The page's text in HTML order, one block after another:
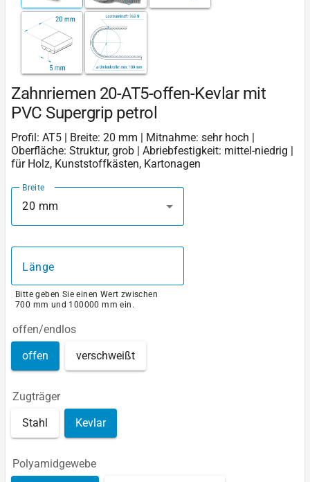
Zahnriemen 20-AT5-offen-Kevlar mit
PVC Supergrip petrol
Profil: AT5 | Breite: 20 mm | Mitnahme: sehr hoch |
Oberfläche: Struktur, grob | Abriebfestigkeit: mittel-niedrig |
für Holz, Kunststoffkästen, Kartonagen
Breite
20 mm
Länge
Bitte geben Sie einen Wert zwischen
700 mm und 100000 mm ein.
offen/endlos
offen verschweißt
Zugträger
Stahl Kevlar
Polyamidgewebe